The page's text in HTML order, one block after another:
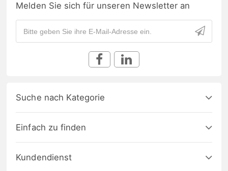
Melden Sie sich für unseren Newsletter an
Suche nach Kategorie
Einfach zu finden
Kundendienst